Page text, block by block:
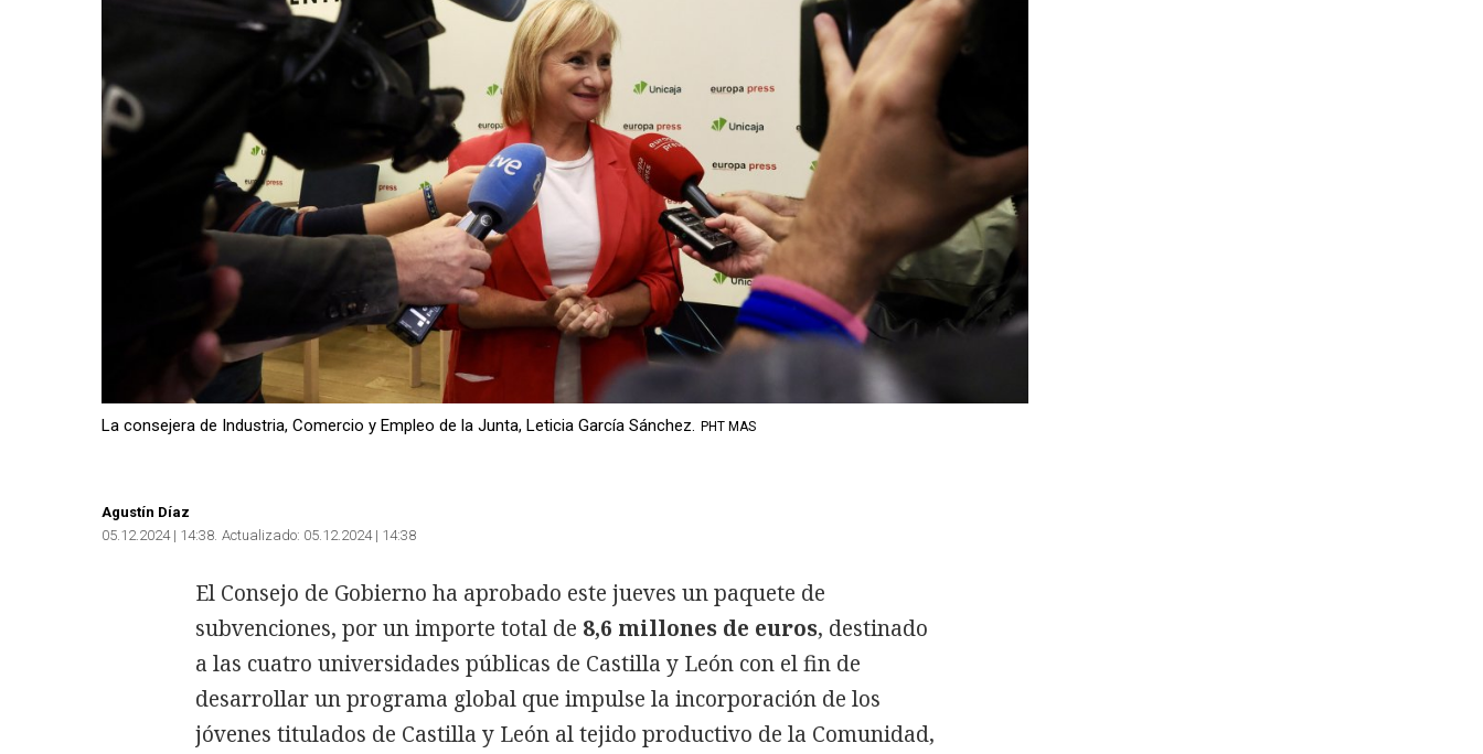
La consejera de Industria, Comercio y Empleo de la Junta, Leticia García Sánchez. PHT MAS
Agustín Díaz
05.12.2024 | 14:38 Actualizado: 05.12.2024 | 14:38
El Consejo de Gobierno ha aprobado este jueves un paquete de
subvenciones, por un importe total de 8,6 millones de euros, destinado
a las cuatro universidades públicas de Castilla y León con el fin de
desarrollar un programa global que impulse la incorporación de los
jóvenes titulados de Castilla y León al tejido productivo de la Comunidad,